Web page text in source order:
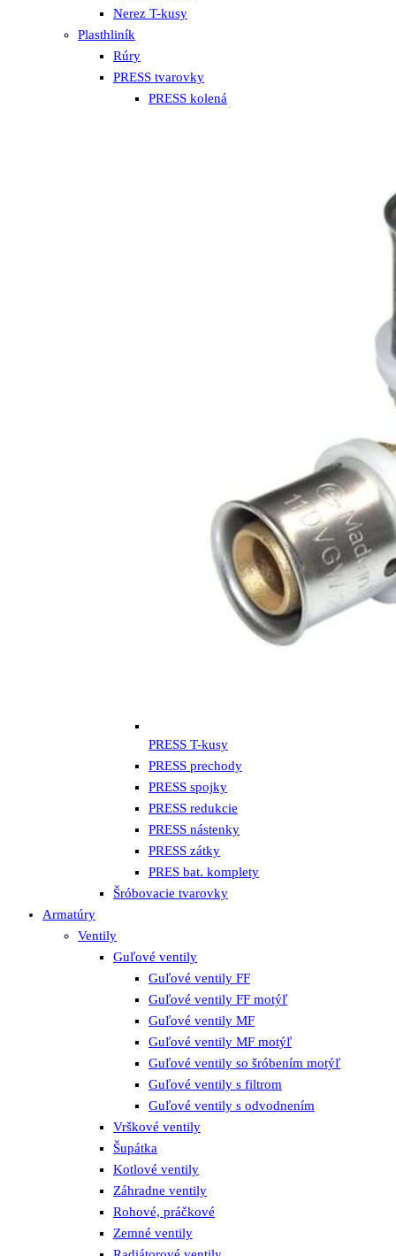
Nerez T-kusy
Plasthliník
Rúry
PRESS tvarovky
PRESS kolená
PRESS T-kusy
PRESS prechody
PRESS spojky
PRESS redukcie
PRESS nástenky
PRESS zátky
PRES bat. komplety
Šróbovacie tvarovky
Armatúry
Ventily
Guľové ventily
Guľové ventily FF
Guľové ventily FF motýľ
Guľové ventily MF
Guľové ventily MF motýľ
Guľové ventily so šróbením motýľ
Guľové ventily s filtrom
Guľové ventily s odvodnením
Vrškové ventily
Šupátka
Kotlové ventily
Záhradne ventily
Rohové, práčkové
Zemné ventily